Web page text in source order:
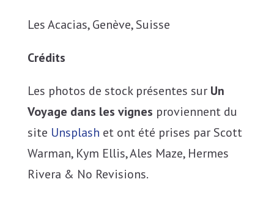
Les Acacias, Genève, Suisse
Crédits
Les photos de stock présentes sur Un
Voyage dans les vignes proviennent du
site Unsplash et ont été prises par Scott
Warman, Kym Ellis, Ales Maze, Hermes
Rivera & No Revisions.